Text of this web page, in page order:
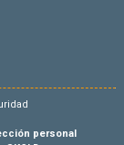
personal